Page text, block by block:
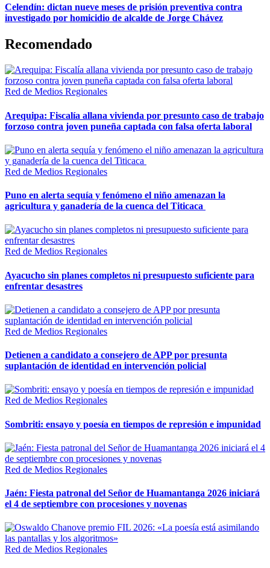
Celendín: dictan nueve meses de prisión preventiva contra
investigado por homicidio de alcalde de Jorge Chávez
Recomendado
Red de Medios Regionales
Arequipa: Fiscalía allana vivienda por presunto caso de trabajo
forzoso contra joven puneña captada con falsa oferta laboral
Red de Medios Regionales
Puno en alerta sequía y fenómeno el niño amenazan la
agricultura y ganadería de la cuenca del Titicaca
Red de Medios Regionales
Ayacucho sin planes completos ni presupuesto suficiente para
enfrentar desastres
Red de Medios Regionales
Detienen a candidato a consejero de APP por presunta
suplantación de identidad en intervención policial
Red de Medios Regionales
Sombriti: ensayo y poesía en tiempos de represión e impunidad
Red de Medios Regionales
Jaén: Fiesta patronal del Señor de Huamantanga 2026 iniciará
el 4 de septiembre con procesiones y novenas
Red de Medios Regionales